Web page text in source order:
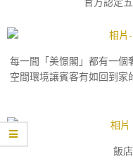
每一間「美憬閣」都有一個
空間環境讓賓客有如回到
飯